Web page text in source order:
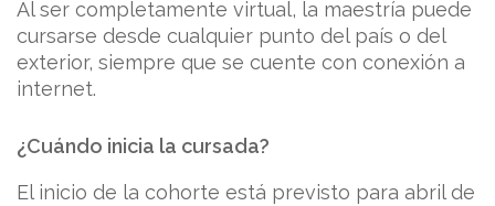
Al ser completamente virtual, la maestría puede
cursarse desde cualquier punto del país o del
exterior, siempre que se cuente con conexión a
internet.
¿Cuándo inicia la cursada?
El inicio de la cohorte está previsto para abril de